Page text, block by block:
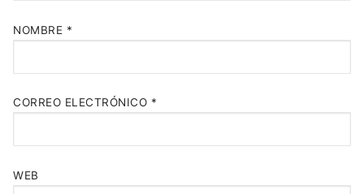
NOMBRE *
CORREO ELECTRÓNICO *
WEB